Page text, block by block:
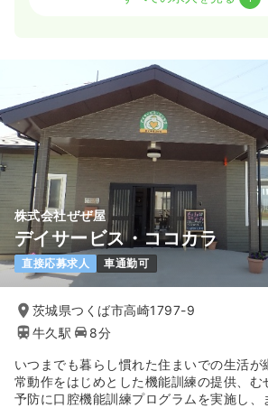
お問い合わせください
時間 8:00～17:00
ブランク可
気になる 詳
株式会社ぜぜ屋
デイサービス・ココカラ
直接応募求人 車通勤可
茨城県つくば市高崎1797-9
牛久駅
8分
いつまでも暮らし慣れた住まいでの生活が
常動作をはじめとした機能訓練の提供、む
予防に口腔機能訓練プログラムを実施し、